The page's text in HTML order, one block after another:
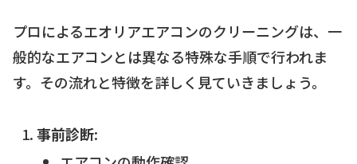
プロによるエオリアエアコンのクリーニングは、一
般的なエアコンとは異なる特殊な手順で行われま
す。その流れと特徴を詳しく見ていきましょう。
事前診断: